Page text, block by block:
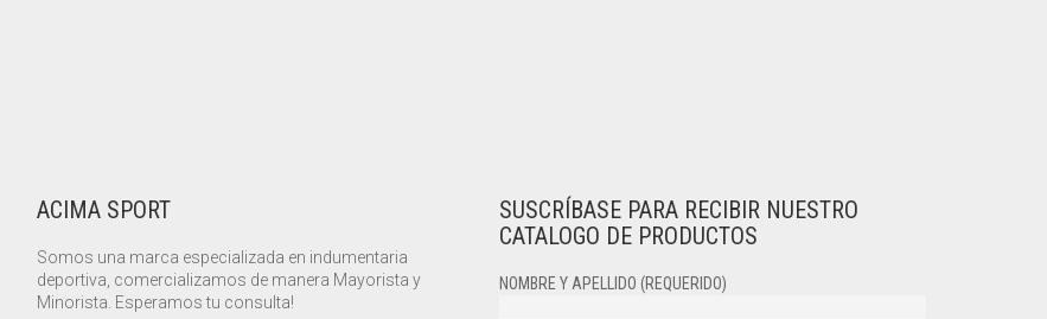
ACIMA SPORT
Somos una marca especializada en indumentaria
deportiva, comercializamos de manera Mayorista y
Minorista. Esperamos tu consulta!
SUSCRÍBASE PARA RECIBIR NUESTRO
CATALOGO DE PRODUCTOS
NOMBRE Y APELLIDO (REQUERIDO)